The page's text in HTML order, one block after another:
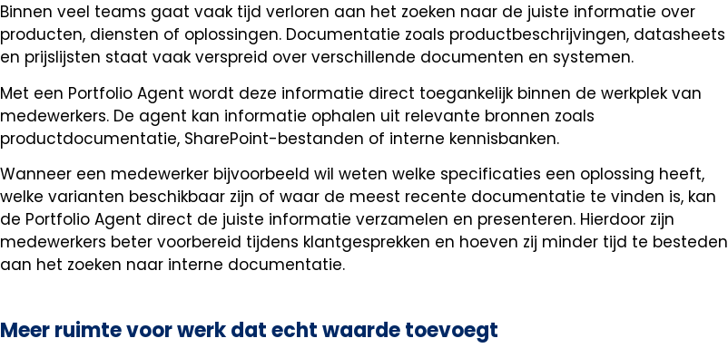
Binnen veel teams gaat vaak tijd verloren aan het zoeken naar de juiste informatie over
producten, diensten of oplossingen. Documentatie zoals productbeschrijvingen, datasheets
en prijslijsten staat vaak verspreid over verschillende documenten en systemen.
Met een Portfolio Agent wordt deze informatie direct toegankelijk binnen de werkplek van
medewerkers. De agent kan informatie ophalen uit relevante bronnen zoals
productdocumentatie, SharePoint-bestanden of interne kennisbanken.
Wanneer een medewerker bijvoorbeeld wil weten welke specificaties een oplossing heeft,
welke varianten beschikbaar zijn of waar de meest recente documentatie te vinden is, kan
de Portfolio Agent direct de juiste informatie verzamelen en presenteren. Hierdoor zijn
medewerkers beter voorbereid tijdens klantgesprekken en hoeven zij minder tijd te besteden
aan het zoeken naar interne documentatie.
Meer ruimte voor werk dat echt waarde toevoegt